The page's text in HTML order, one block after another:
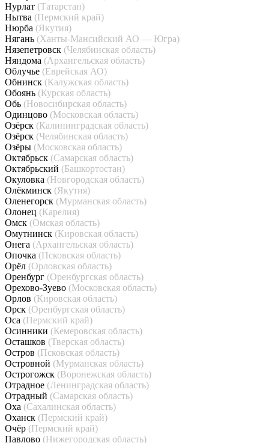
Нурлат (Татарстан)
Нытва (Пермский край)
Нюрба (Якутия)
Нягань (Ханты-Мансийский АО — Югра)
Нязепетровск (Челябинская область)
Няндома (Архангельская область)
Облучье (Еврейская АО)
Обнинск (Калужская область)
Обоянь (Курская область)
Обь (Новосибирская область)
Одинцово (Московская область)
Озёрск (Калининградская область)
Озёрск (Челябинская область)
Озёры (Московская область)
Октябрьск (Самарская область)
Октябрьский (Башкортостан)
Окуловка (Новгородская область)
Олёкминск (Якутия)
Оленегорск (Мурманская область)
Олонец (Карелия)
Омск (Омская область)
Омутнинск (Кировская область)
Онега (Архангельская область)
Опочка (Псковская область)
Орёл (Орловская область)
Оренбург (Оренбургская область)
Орехово-Зуево (Московская область)
Орлов (Кировская область)
Орск (Оренбургская область)
Оса (Пермский край)
Осинники (Кемеровская область)
Осташков (Тверская область)
Остров (Псковская область)
Островной (Мурманская область)
Острогожск (Воронежская область)
Отрадное (Ленинградская область)
Отрадный (Самарская область)
Оха (Сахалинская область)
Оханск (Пермский край)
Очёр (Пермский край)
Павлово (Нижегородская область)